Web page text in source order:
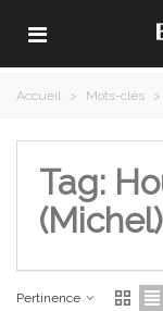
Accueil > Mots-clés >
Tag:
(Michel)
Pertinence